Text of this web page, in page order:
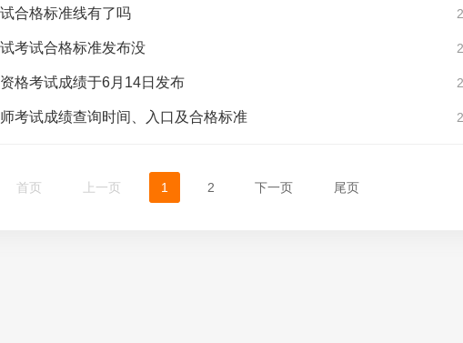
合格标准线有了吗
考试合格标准发布没
格考试成绩于6月14日发布
考试成绩查询时间、入口及合格标准
首页 上一页 1 2 下一页 尾页